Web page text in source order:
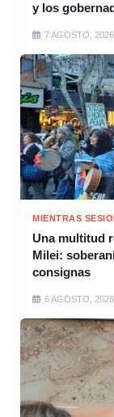
y los
7 AGOSTO, 2026
MIENTRAS
Una multitud
Milei:
consignas
6 AGOSTO, 2026